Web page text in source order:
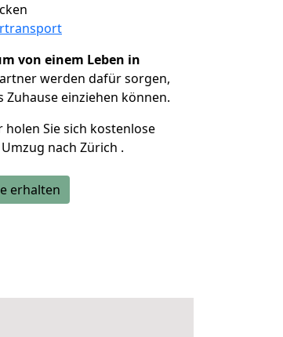
von einem Leben in
werden dafür sorgen,
Zuhause einziehen können.
holen Sie sich kostenlose
nach Zürich .
erhalten